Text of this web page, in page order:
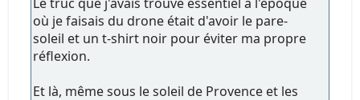
où je faisais du drone était d'avoir le pare-
soleil et un t-shirt noir pour éviter ma propre
réflexion.
Et là, même sous le soleil de Provence et les